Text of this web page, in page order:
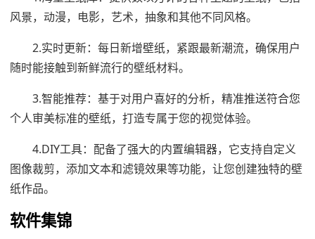
风景，动漫，电影，艺术，抽象和其他不同风格。
2.实时更新：每日新增壁纸，紧跟最新潮流，确保用户
随时能接触到新鲜流行的壁纸材料。
3.智能推荐：基于对用户喜好的分析，精准推送符合您
个人审美标准的壁纸，打造专属于您的视觉体验。
4.DIY工具：配备了强大的内置编辑器，它支持自定义
图像裁剪，添加文本和滤镜效果等功能，让您创建独特的壁
纸作品。
软件集锦